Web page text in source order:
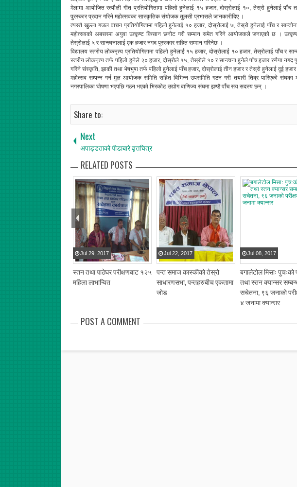
मेलामा आयोजित रत्यौली गीत प्रतियोगितामा पहिलो हुनेलाई १५ हजार, दोस्रोलाई १०, तेस्रो हुनेलाई पाँच
पुरस्कार प्रदान गरिने महोत्सवका सास्कृतिक संयोजक तुलसी प्रभासले जानकारीदिए ।
त्यस्तै खुल्ला गजल वाचन प्रतियोगितामा पहिलो हुनेलाई १० हजार, दोस्रोलाई ७, तेस्रो हुनेलाई पाँच र
महोत्सवको अबसरमा अगुवा उत्कृष्ट किसान छनौट गरी सम्मान समेत गरिने आयोजकले जनाएको छ ।
तेस्रोलाई ५ र सान्त्वनालाई एक हजार नगद पुरस्कार सहित सम्मान गरिनेछ ।
विद्यालय स्तरीय लोकनृत्य प्रतियोगितामा पहिलो हुनेलाई १५ हजार, दोस्रोलाई १० हजार, तेस्रोलाई पाँच र
स्तरीय लोकनृत्य तर्फ पहिलो हुनेले २० हजार, दोस्रोले १५, तेस्रोले १० र सान्त्वना हुनेले पाँच हजार रुपैया नगद
गरिने संस्कृति, झाकी तथा भेषभुषा तर्फ पहिलो हुनेलाई पाँच हजार, दोस्रोलाई तीन हजार र तेस्रो हुनेलाई दुई
महोत्सव सम्पन्न गर्न मुल आयोजक समिति सहित विभिन्न उपसमिति गठन गरी तयारी तिब्र पारिएको संघका
नगरपालिका घोषणा भएपछि गठन भएको भिरकोट उद्योग बाणिज्य संघमा झण्डै पाँच सय सदस्य छन् ।
Share to:
Next
अपाड्डताको पीडाबारे वृत्तचित्र
RELATED POSTS
स्तन तथा पाठेघर परीक्षणबाट १२५
महिला लाभान्वित
Jul 29 2017
पन्त समाज कास्कीको तेस्रो
साधारणसभा, पन्तहरुबीच एकतामा
जोड
Jul 22 2017
बगालेटोल मिसाः पुचःको
तथा स्तन क्यान्सर
सचेतना, ९६ जनाको
४ जनामा क्यान्सर
Jul 08 2017
POST A COMMENT